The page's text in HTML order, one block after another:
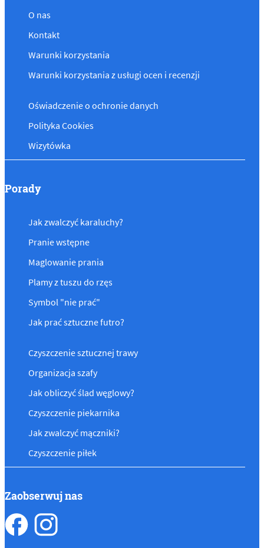
O nas
Kontakt
Warunki korzystania
Warunki korzystania z usługi ocen i recenzji
Oświadczenie o ochronie danych
Polityka Cookies
Wizytówka
Porady
Jak zwalczyć karaluchy?
Pranie wstępne
Maglowanie prania
Plamy z tuszu do rzęs
Symbol "nie prać"
Jak prać sztuczne futro?
Czyszczenie sztucznej trawy
Organizacja szafy
Jak obliczyć ślad węglowy?
Czyszczenie piekarnika
Jak zwalczyć mączniki?
Czyszczenie piłek
Zaobserwuj nas